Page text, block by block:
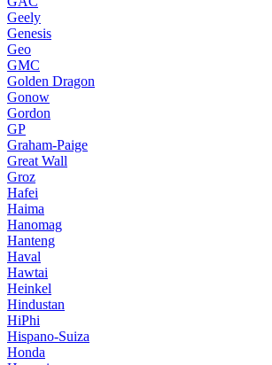
Geely
Genesis
Geo
GMC
Golden Dragon
Gonow
Gordon
GP
Graham-Paige
Great Wall
Groz
Hafei
Haima
Hanomag
Hanteng
Haval
Hawtai
Heinkel
Hindustan
HiPhi
Hispano-Suiza
Honda